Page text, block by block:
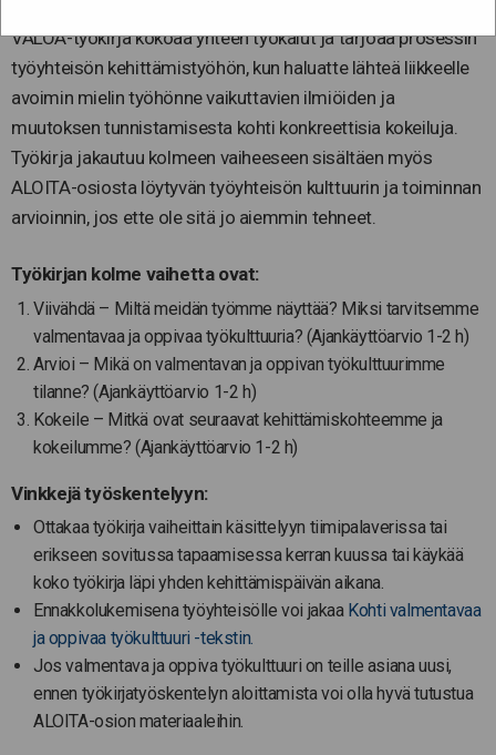
VALOA-työkirja kokoaa yhteen työkalut ja tarjoaa prosessin
työyhteisön kehittämistyöhön, kun haluatte lähteä liikkeelle
avoimin mielin työhönne vaikuttavien ilmiöiden ja
muutoksen tunnistamisesta kohti konkreettisia kokeiluja.
Työkirja jakautuu kolmeen vaiheeseen sisältäen myös
ALOITA-osiosta löytyvän työyhteisön kulttuurin ja toiminnan
arvioinnin, jos ette ole sitä jo aiemmin tehneet.
Työkirjan kolme vaihetta ovat:
Viivähdä – Miltä meidän työmme näyttää? Miksi tarvitsemme
valmentavaa ja oppivaa työkulttuuria? (Ajankäyttöarvio 1-2 h)
Arvioi – Mikä on valmentavan ja oppivan työkulttuurimme
tilanne? (Ajankäyttöarvio 1-2 h)
Kokeile – Mitkä ovat seuraavat kehittämiskohteemme ja
kokeilumme? (Ajankäyttöarvio 1-2 h)
Vinkkejä työskentelyyn:
Ottakaa työkirja vaiheittain käsittelyyn tiimipalaverissa tai
erikseen sovitussa tapaamisessa kerran kuussa tai käykää
koko työkirja läpi yhden kehittämispäivän aikana.
Ennakkolukemisena työyhteisölle voi jakaa Kohti valmentavaa
ja oppivaa työkulttuuri -tekstin.
Jos valmentava ja oppiva työkulttuuri on teille asiana uusi,
ennen työkirjatyöskentelyn aloittamista voi olla hyvä tutustua
ALOITA-osion materiaaleihin.